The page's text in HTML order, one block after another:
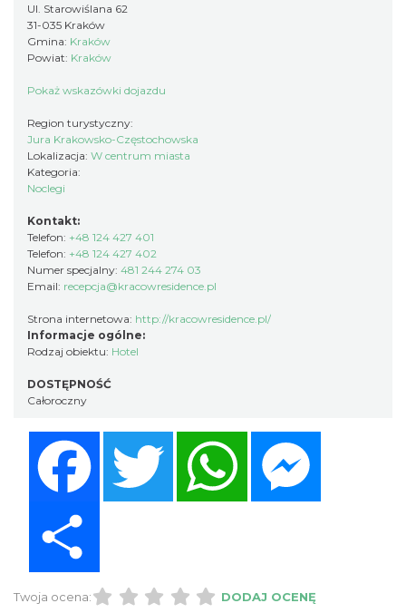
Ul. Starowiślana 62
31-035 Kraków
Gmina: Kraków
Powiat: Kraków
Pokaż wskazówki dojazdu
Region turystyczny:
Jura Krakowsko-Częstochowska
Lokalizacja: W centrum miasta
Kategoria:
Noclegi
Kontakt:
Telefon: +48 124 427 401
Telefon: +48 124 427 402
Numer specjalny: 481 244 274 03
Email: recepcja@kracowresidence.pl
Strona internetowa: http://kracowresidence.pl/
Informacje ogólne:
Rodzaj obiektu: Hotel
DOSTĘPNOŚĆ
Całoroczny
Twitter
Twoja ocena: DODAJ OCENĘ